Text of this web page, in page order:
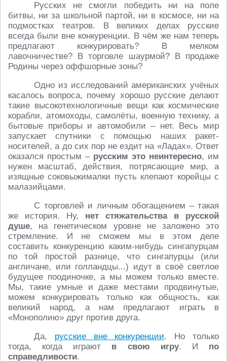
Русских не смогли победить ни на поле
битвы, ни за школьной партой, ни в космосе, ни на
подмостках театров. В великих делах русские
всегда были вне конкуренции. В чём же нам теперь
предлагают конкурировать? В мелком
лавочничестве? В торговле шаурмой? В продаже
Родины через оффшорные зоны?
Одно из исследований американских учёных
касалось вопроса, почему хорошо русские делают
такие высокотехнологичные вещи как космические
корабли, атомоходы, самолёты, военную технику, а
бытовые приборы и автомобили – нет. Весь мир
запускает спутники с помощью наших ракет-
носителей, а до сих пор не ездит на «Ладах». Ответ
оказался простым – русским это неинтересно, им
нужен масштаб, действия, потрясающие мир, а
изящные соковыжималки пусть клепают корейцы с
малазийцами.
С торговлей и личным обогащением – такая
же история. Ну, нет стяжательства в русской
душе, на генетическом уровне не заложено это
стремление. И не сможем мы в этом деле
составить конкуренцию каким-нибудь сингапурцам
по той простой разнице, что сингапурцы (или
англичане, или голландцы...) идут в своё светлое
будущее поодиночке, а мы можем только вместе.
Мы, такие умные и даже местами продвинутые,
можем конкурировать только как общность, как
великий народ, а нам предлагают играть в
«Монополию» друг против друга.
Да, русские вне конкуренции. Но только
тогда, когда играют в свою игру. И по
справедливости.